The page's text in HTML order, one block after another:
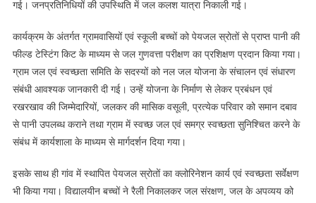
गई। जनप्रतिनिधियों की उपस्थिति में जल कलश यात्रा निकाली गई।
कार्यक्रम के अंतर्गत ग्रामवासियों एवं स्कूली बच्चों को पेयजल स्रोतों से प्राप्त पानी की
फील्ड टेस्टिंग किट के माध्यम से जल गुणवत्ता परीक्षण का प्रशिक्षण प्रदान किया गया।
ग्राम जल एवं स्वच्छता समिति के सदस्यों को नल जल योजना के संचालन एवं संधारण
संबंधी आवश्यक जानकारी दी गई। उन्हें योजना के निर्माण से लेकर प्रबंधन एवं
रखरखाव की जिम्मेदारियों, जलकर की मासिक वसूली, प्रत्येक परिवार को समान दबाव
से पानी उपलब्ध कराने तथा ग्राम में स्वच्छ जल एवं समग्र स्वच्छता सुनिश्चित करने के
संबंध में कार्यशाला के माध्यम से मार्गदर्शन दिया गया।
इसके साथ ही गांव में स्थापित पेयजल स्रोतों का क्लोरिनेशन कार्य एवं स्वच्छता सर्वेक्षण
भी किया गया। विद्यालयीन बच्चों ने रैली निकालकर जल संरक्षण, जल के अपव्यय को